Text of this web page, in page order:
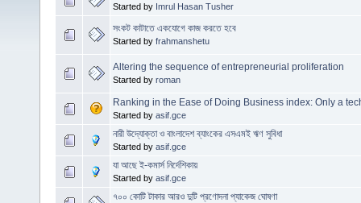
Started by Imrul Hasan Tusher
সংকট কাটাতে একযোগে কাজ করতে হবে
Started by frahmanshetu
Altering the sequence of entrepreneurial proliferation
Started by roman
Ranking in the Ease of Doing Business index: Only a
Started by asif.gce
নারী উদ্যোক্তা ও বাংলাদেশ ব্যাংকের এসএমই ঋণ সুবিধা
Started by asif.gce
যা আছে ই-কমার্স নির্দেশিকায়
Started by asif.gce
৭০০ কোটি টাকার আরও দুটি প্রণোদনা প্যাকেজ ঘোষণা